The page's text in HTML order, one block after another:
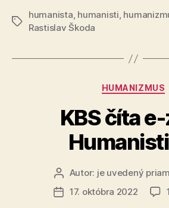
Značky
humanista, humanisti,
Rastislav Škoda
HUMANIZMUS
KBS číta
Autor
článku
Autor: je uvedený
Dátum
17. októbra 2022